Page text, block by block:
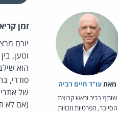
מאת‏עו"ד חיים רביה
שותף בכיר וראש קבוצת
הסייבר, הפרטיות וזכויות
זמן
הוא
סודרי,
של
(אם לא